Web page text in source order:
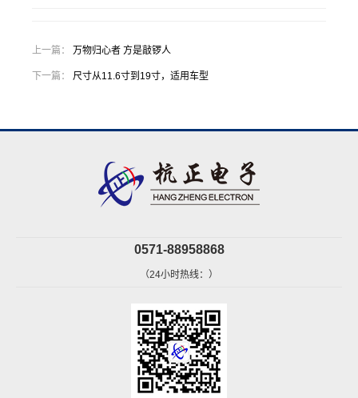
上一篇： 万物归心者 方是敲锣人
下一篇： 尺寸从11.6寸到19寸，适用车型
0571-88958868
（24小时热线：）